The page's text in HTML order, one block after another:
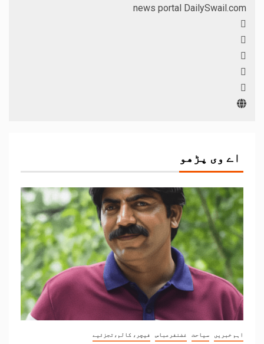
news portal DailySwail.com
اے وی پڑھو
اہم خبریں سیاحت غضنفرعباس فیچر، کالم،تجزئیے